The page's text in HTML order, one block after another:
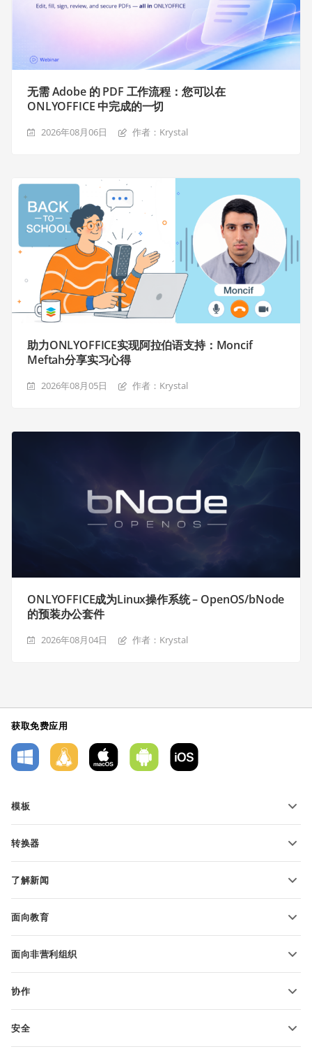
无需 Adobe 的 PDF 工作流程：您可以在
ONLYOFFICE 中完成的一切
2026年08月06日 作者：Krystal
助力ONLYOFFICE实现阿拉伯语支持：Moncif
Meftah分享实习心得
2026年08月05日 作者：Krystal
ONLYOFFICE成为Linux操作系统 – OpenOS/bNode
的预装办公套件
2026年08月04日 作者：Krystal
获取免费应用
模板
文本文档模板
转换器
转换电子表格
了解新闻
面向教育
适用于教育人士
面向非营利组织
申请免费帐户
协作
翻译人员
安全